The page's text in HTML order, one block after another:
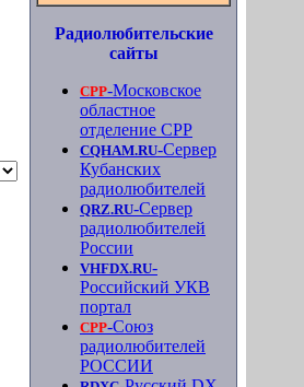
Радиолюбительские
сайты
СРР-Московское
областное
отделение СРР
CQHAM.RU-Сервер
Кубанских
радиолюбителей
QRZ.RU-Сервер
радиолюбителей
России
VHFDX.RU-
Российский УКВ
портал
СРР-Союз
радиолюбителей
РОССИИ